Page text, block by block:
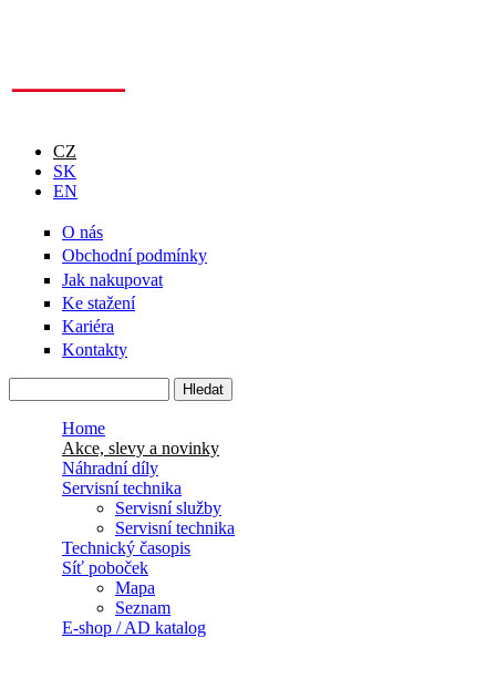
CZ
SK
EN
O nás
Obchodní podmínky
Jak nakupovat
Ke stažení
Kariéra
Kontakty
Home
Akce, slevy a novinky
Náhradní díly
Servisní technika
Servisní služby
Servisní technika
Technický časopis
Síť poboček
Mapa
Seznam
E-shop / AD katalog